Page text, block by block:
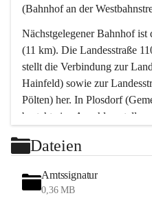
(Bahnhof an der
Nächstgelegener Bahnhof
(11 km). Die Landesstraße
stellt die Verbindung zur
Hainfeld) sowie zur
Pölten) her. In Plosdorf
besteht eine Anschlussstelle
Wien erreicht man in ca. 45
Stössing zählt noch zum
zum Naherholungsraum St.
Dateien
Amtssignatur
0,36 MB